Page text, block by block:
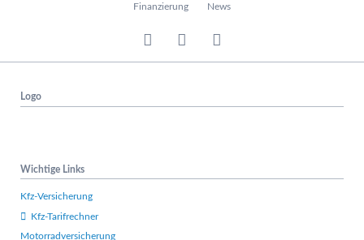
r
s
r
i
Finanzierung News
Logo
Wichtige Links
Kfz-Versicherung
Kfz-Tarifrechner
Motorradversicherung